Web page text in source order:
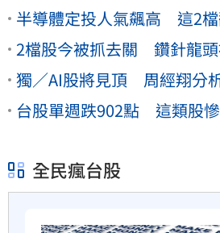
半導體定投人氣飆高 這2檔
2檔股今被抓去關 鑽針龍
獨／AI股將見頂 周經翔分
台股單週跌902點 這類股慘
全民瘋台股